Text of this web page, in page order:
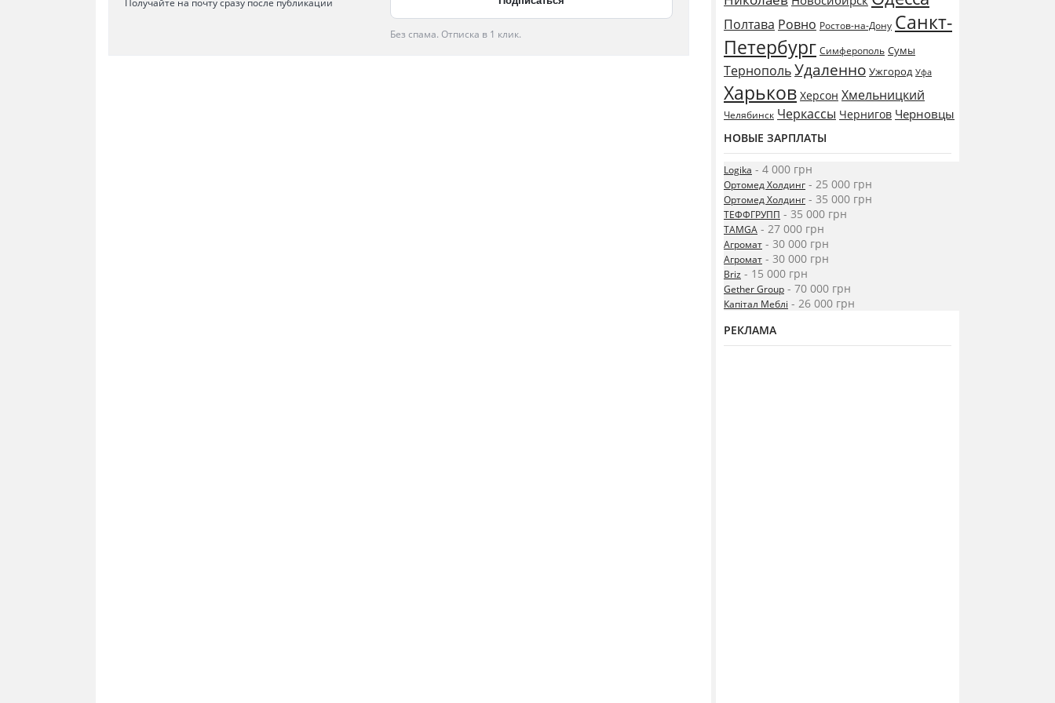
Получайте на почту сразу после публикации
Без спама. Отписка в 1 клик.
Полтава Ровно Ростов-на-Дону Санкт-
Петербург Симферополь Сумы
ТернопольУдаленно Ужгород Уфа
Харьков Херсон Хмельницкий
Челябинск Черкассы Чернигов Черновцы
НОВЫЕ ЗАРПЛАТЫ
Logika - 4 000 грн
Ортомед Холдинг - 25 000 грн
Ортомед Холдинг - 35 000 грн
ТЕФФГРУПП - 35 000 грн
TAMGA - 27 000 грн
Агромат - 30 000 грн
Агромат - 30 000 грн
Briz - 15 000 грн
Gether Group - 70 000 грн
Капітал Меблі - 26 000 грн
РЕКЛАМА